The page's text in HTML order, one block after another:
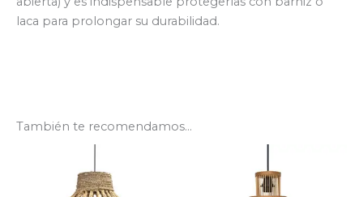
laca para prolongar su durabilidad.
También te recomendamos…